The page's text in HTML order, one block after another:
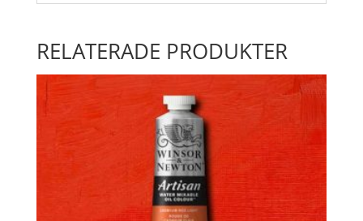
RELATERADE PRODUKTER